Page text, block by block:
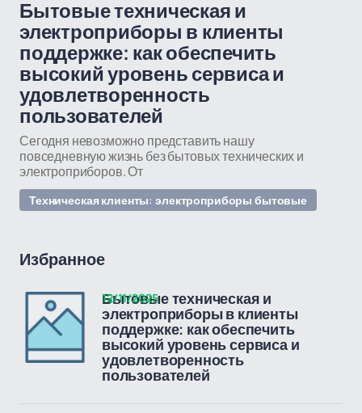
Бытовые техническая и
электроприборы в клиенты
поддержке: как обеспечить
высокий уровень сервиса и
удовлетворенность
пользователей
Сегодня невозможно представить нашу
повседневную жизнь без бытовых технических и
электроприборов. От
Техническая клиенты: электроприборы бытовые
Избранное
Бытовые техническая и
электроприборы в клиенты
поддержке: как обеспечить
высокий уровень сервиса и
удовлетворенность
пользователей
12/11/2025